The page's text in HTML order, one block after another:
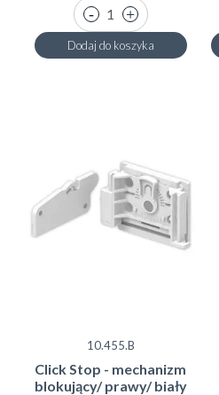
Dodaj do koszyka
10.455.B
Click Stop - mechanizm
blokujący/ prawy/ biały